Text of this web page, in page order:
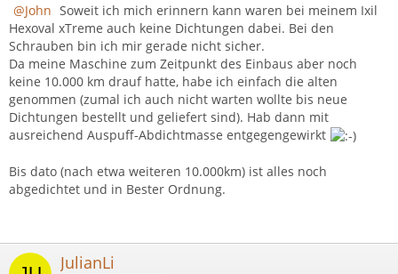
John Soweit ich mich erinnern kann waren bei meinem Ixil
Hexoval xTreme auch keine Dichtungen dabei. Bei den
Schrauben bin ich mir gerade nicht sicher.
Da meine Maschine zum Zeitpunkt des Einbaus aber noch
keine 10.000 km drauf hatte, habe ich einfach die alten
genommen (zumal ich auch nicht warten wollte bis neue
Dichtungen bestellt und geliefert sind). Hab dann mit
ausreichend Auspuff-Abdichtmasse entgegengewirkt
Bis dato (nach etwa weiteren 10.000km) ist alles noch
abgedichtet und in Bester Ordnung.
JulianLi